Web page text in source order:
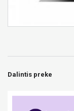
Dalintis preke